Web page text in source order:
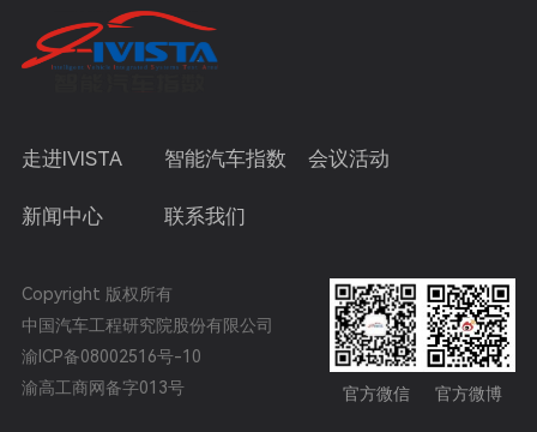
走进IVISTA 智能汽车指数 会议活动
新闻中心 联系我们
Copyright 版权所有
中国汽车工程研究院股份有限公司
渝ICP备08002516号-10
渝高工商网备字013号
官方微信 官方微博